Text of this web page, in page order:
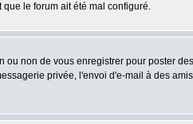
le forum ait été mal configuré.
non de vous enregistrer pour poster
privée, l'envoi d'e-mail à des